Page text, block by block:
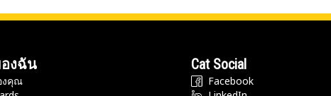
งฉัน
งคุณ
Cat Social
Facebook